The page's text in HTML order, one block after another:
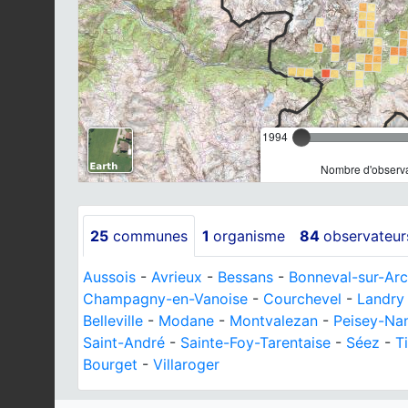
1994
Nombre
25 communes 1 organisme 84
Aussois - Avrieux - Bessans - Bonneval-sur-Arc
Champagny-en-Vanoise - Courchevel - Landry
Belleville - Modane - Montvalezan - Peisey-
Saint-André - Sainte-Foy-Tarentaise - Séez -
Bourget - Villaroger